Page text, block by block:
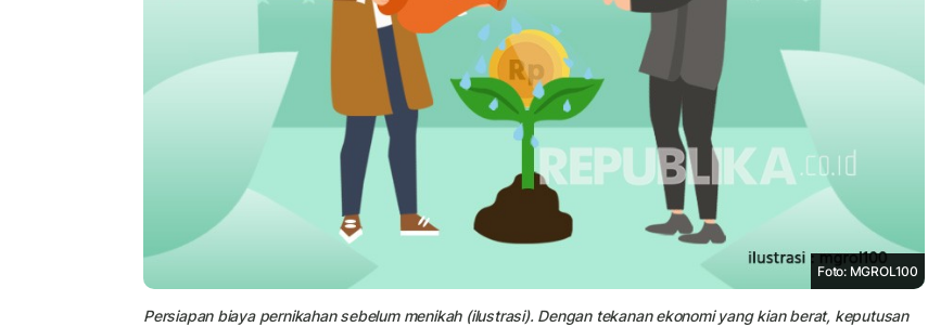
Foto: MGROL100
Persiapan biaya pernikahan sebelum menikah (ilustrasi). Dengan tekanan ekonomi yang kian berat, keputusan